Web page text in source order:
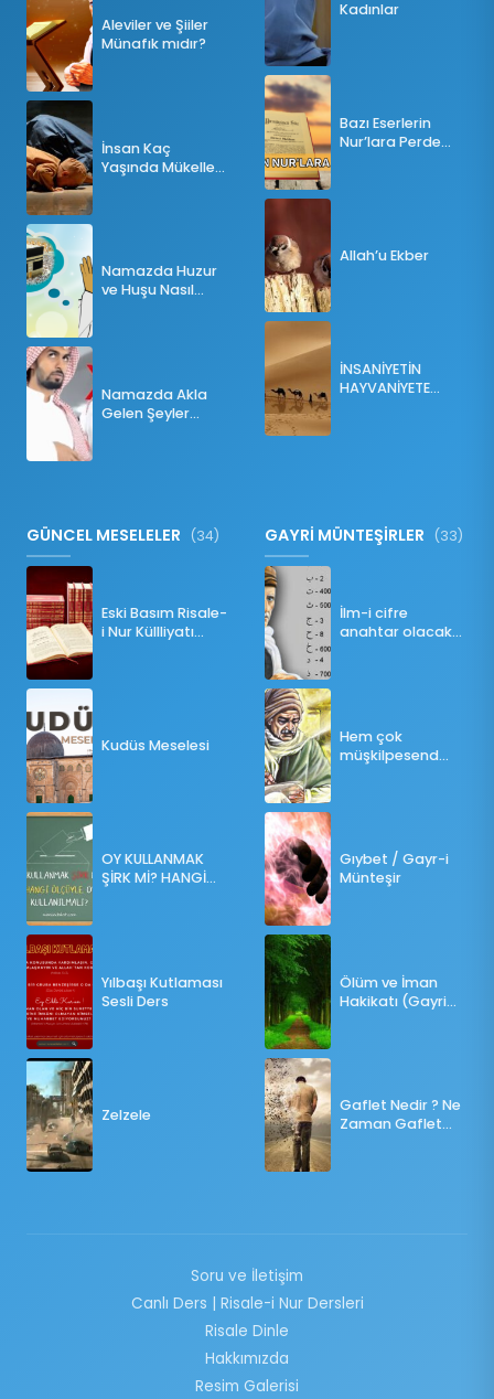
Aleviler ve Şiiler
Münafık mıdır?
İnsan Kaç
Yaşında Mükellef
Namazda Huzur
ve Huşu Nasıl
Namazda Akla
Gelen Şeyler
Kadınlar
Bazı Eserlerin
Nur’lara Perde
Allah’u Ekber
İNSANİYETİN
HAYVANİYETE
GÜNCEL MESELELER (34)
Eski Basım Risale-
i Nur Küllliyatı
Kudüs Meselesi
OY KULLANMAK
ŞİRK Mİ? HANGİ
Yılbaşı Kutlaması
Sesli Ders
Zelzele
GAYRİ MÜNTEŞİRLER (33)
İlm-i cifre
anahtar olacak
Hem çok
müşkilpesend
Gıybet / Gayr-i
Münteşir
Ölüm ve İman
Hakikatı (Gayri
Gaflet Nedir ? Ne
Zaman Gaflet
Soru ve İletişim
Canlı Ders | Risale-i Nur Dersleri
Risale Dinle
Hakkımızda
Resim Galerisi